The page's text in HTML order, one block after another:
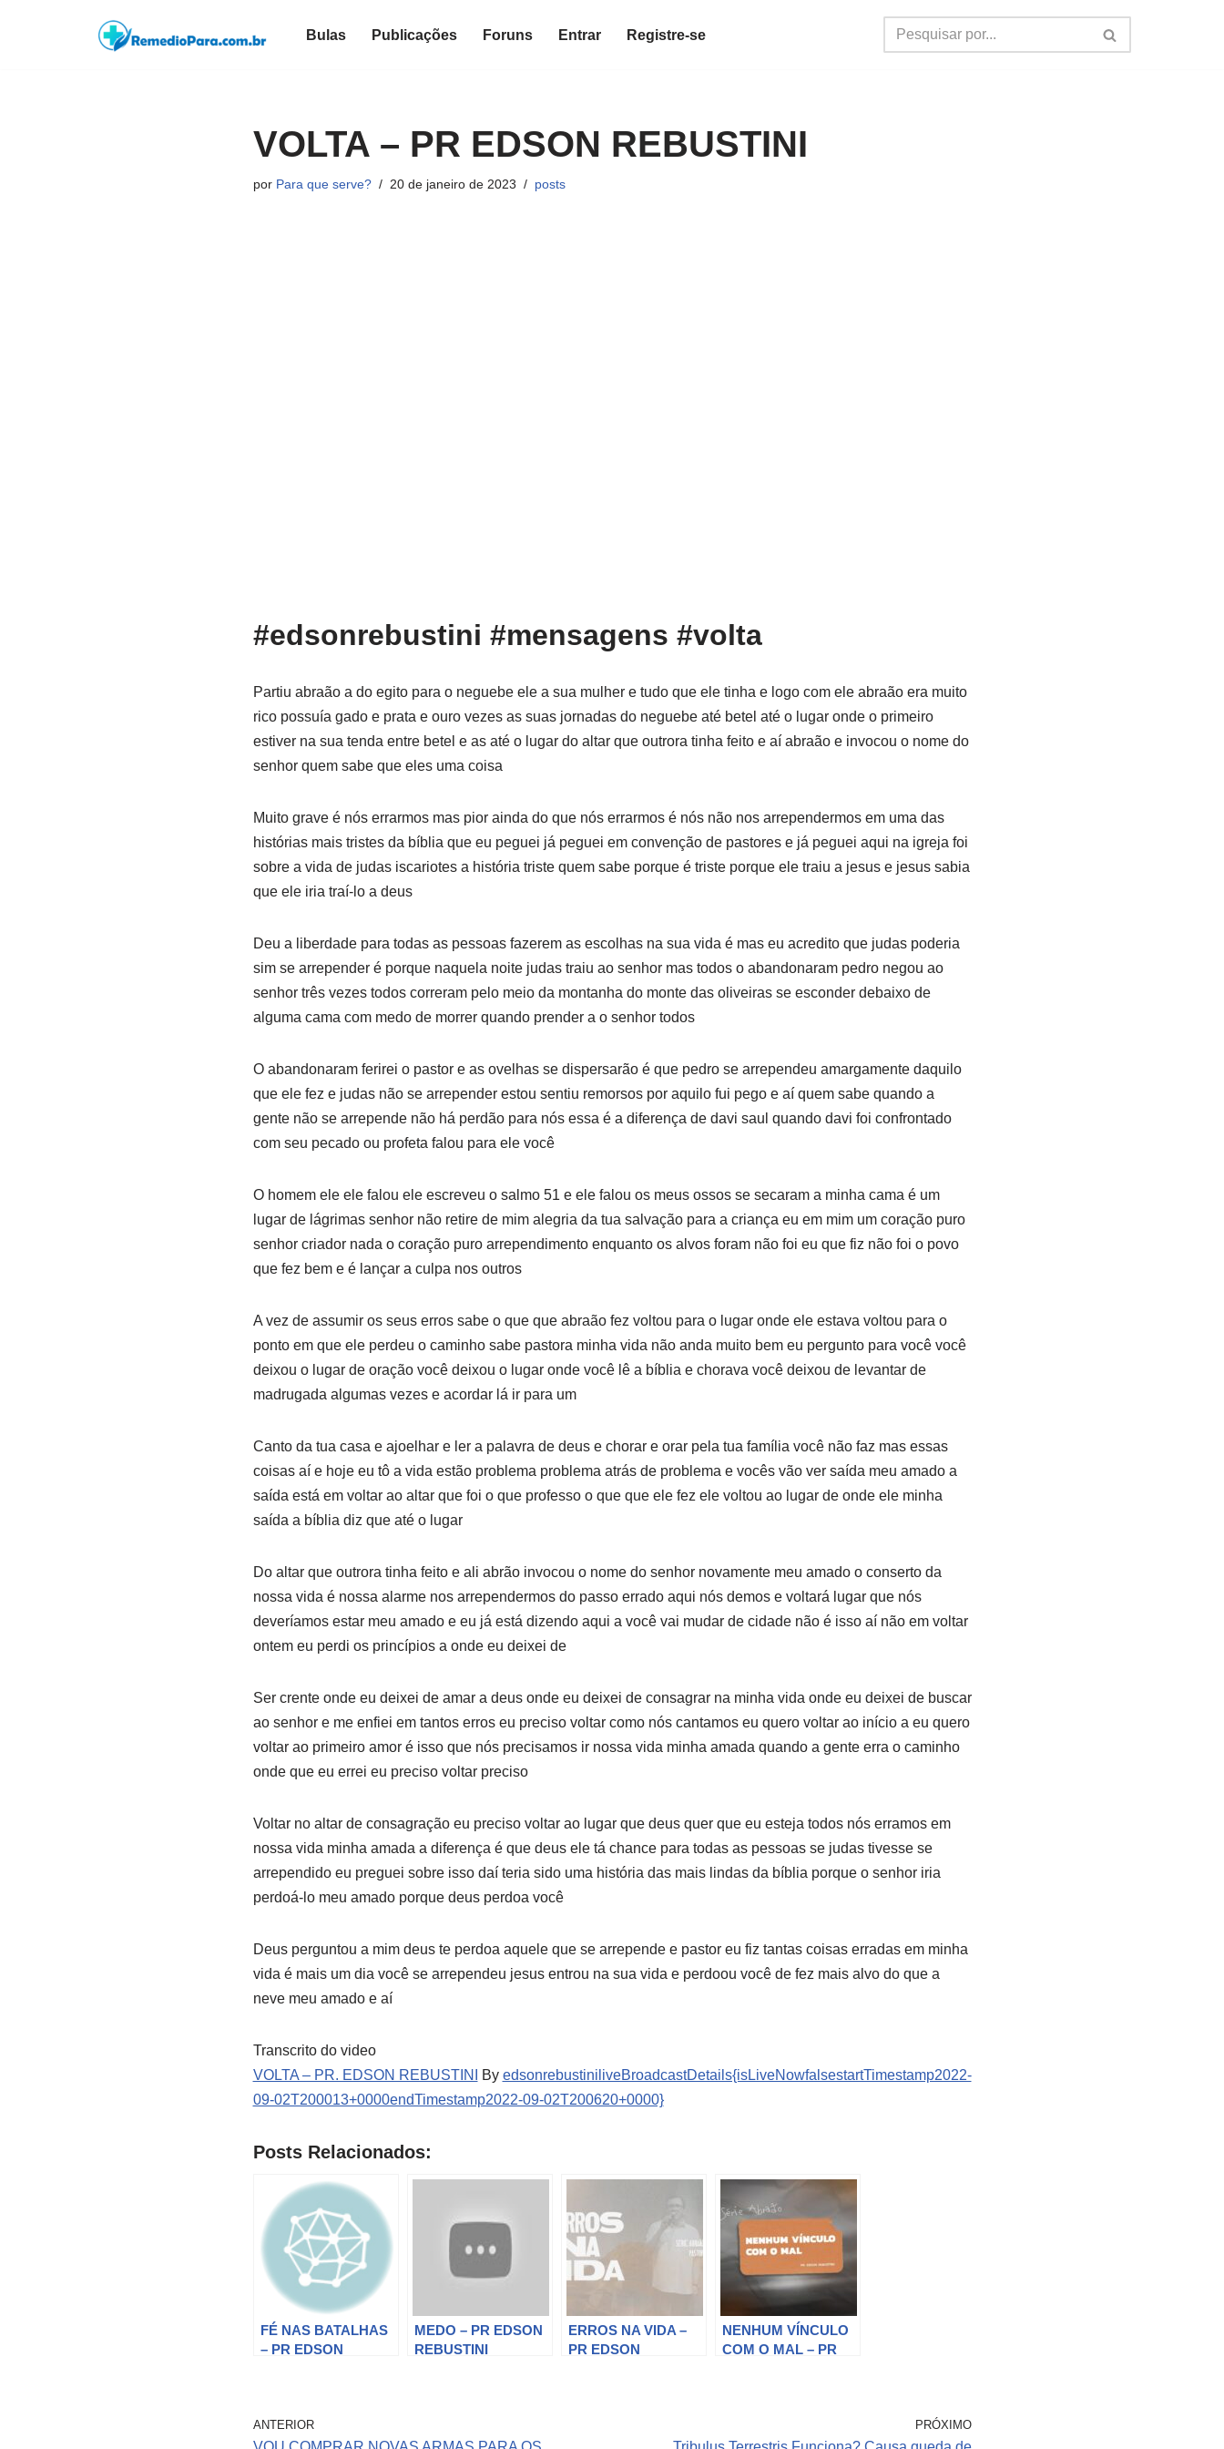
Bulas Publicações Foruns Entrar Registre-se
VOLTA – PR EDSON REBUSTINI
por Para que serve? 20 de janeiro de 2023 posts
#edsonrebustini #mensagens #volta
Partiu abraão a do egito para o neguebe ele a sua mulher e tudo que ele tinha e logo com ele abraão era muito
rico possuía gado e prata e ouro vezes as suas jornadas do neguebe até betel até o lugar onde o primeiro
estiver na sua tenda entre betel e as até o lugar do altar que outrora tinha feito e aí abraão e invocou o nome do
senhor quem sabe que eles uma coisa
Muito grave é nós errarmos mas pior ainda do que nós errarmos é nós não nos arrependermos em uma das
histórias mais tristes da bíblia que eu peguei já peguei em convenção de pastores e já peguei aqui na igreja foi
sobre a vida de judas iscariotes a história triste quem sabe porque é triste porque ele traiu a jesus e jesus sabia
que ele iria traí-lo a deus
Deu a liberdade para todas as pessoas fazerem as escolhas na sua vida é mas eu acredito que judas poderia
sim se arrepender é porque naquela noite judas traiu ao senhor mas todos o abandonaram pedro negou ao
senhor três vezes todos correram pelo meio da montanha do monte das oliveiras se esconder debaixo de
alguma cama com medo de morrer quando prender a o senhor todos
O abandonaram ferirei o pastor e as ovelhas se dispersarão é que pedro se arrependeu amargamente daquilo
que ele fez e judas não se arrepender estou sentiu remorsos por aquilo fui pego e aí quem sabe quando a
gente não se arrepende não há perdão para nós essa é a diferença de davi saul quando davi foi confrontado
com seu pecado ou profeta falou para ele você
O homem ele ele falou ele escreveu o salmo 51 e ele falou os meus ossos se secaram a minha cama é um
lugar de lágrimas senhor não retire de mim alegria da tua salvação para a criança eu em mim um coração puro
senhor criador nada o coração puro arrependimento enquanto os alvos foram não foi eu que fiz não foi o povo
que fez bem e é lançar a culpa nos outros
A vez de assumir os seus erros sabe o que que abraão fez voltou para o lugar onde ele estava voltou para o
ponto em que ele perdeu o caminho sabe pastora minha vida não anda muito bem eu pergunto para você você
deixou o lugar de oração você deixou o lugar onde você lê a bíblia e chorava você deixou de levantar de
madrugada algumas vezes e acordar lá ir para um
Canto da tua casa e ajoelhar e ler a palavra de deus e chorar e orar pela tua família você não faz mas essas
coisas aí e hoje eu tô a vida estão problema problema atrás de problema e vocês vão ver saída meu amado a
saída está em voltar ao altar que foi o que professo o que que ele fez ele voltou ao lugar de onde ele minha
saída a bíblia diz que até o lugar
Do altar que outrora tinha feito e ali abrão invocou o nome do senhor novamente meu amado o conserto da
nossa vida é nossa alarme nos arrependermos do passo errado aqui nós demos e voltará lugar que nós
deveríamos estar meu amado e eu já está dizendo aqui a você vai mudar de cidade não é isso aí não em voltar
ontem eu perdi os princípios a onde eu deixei de
Ser crente onde eu deixei de amar a deus onde eu deixei de consagrar na minha vida onde eu deixei de buscar
ao senhor e me enfiei em tantos erros eu preciso voltar como nós cantamos eu quero voltar ao início a eu quero
voltar ao primeiro amor é isso que nós precisamos ir nossa vida minha amada quando a gente erra o caminho
onde que eu errei eu preciso voltar preciso
Voltar no altar de consagração eu preciso voltar ao lugar que deus quer que eu esteja todos nós erramos em
nossa vida minha amada a diferença é que deus ele tá chance para todas as pessoas se judas tivesse se
arrependido eu preguei sobre isso daí teria sido uma história das mais lindas da bíblia porque o senhor iria
perdoá-lo meu amado porque deus perdoa você
Deus perguntou a mim deus te perdoa aquele que se arrepende e pastor eu fiz tantas coisas erradas em minha
vida é mais um dia você se arrependeu jesus entrou na sua vida e perdoou você de fez mais alvo do que a
neve meu amado e aí
Transcrito do video
VOLTA – PR. EDSON REBUSTINI
By edsonrebustiniliveBroadcastDetails{isLiveNowfalsestartTimestamp2022-
09-02T200013+0000endTimestamp2022-09-02T200620+0000}
Posts Relacionados:
FÉ NAS BATALHAS
– PR EDSON
MEDO – PR EDSON
REBUSTINI
ERROS NA VIDA –
PR EDSON
NENHUM VÍNCULO
COM O MAL – PR
ANTERIOR PRÓXIMO